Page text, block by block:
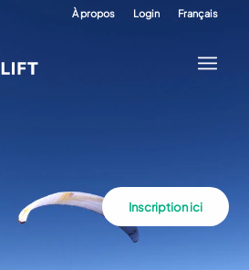
À propos Login Français
Inscription ici